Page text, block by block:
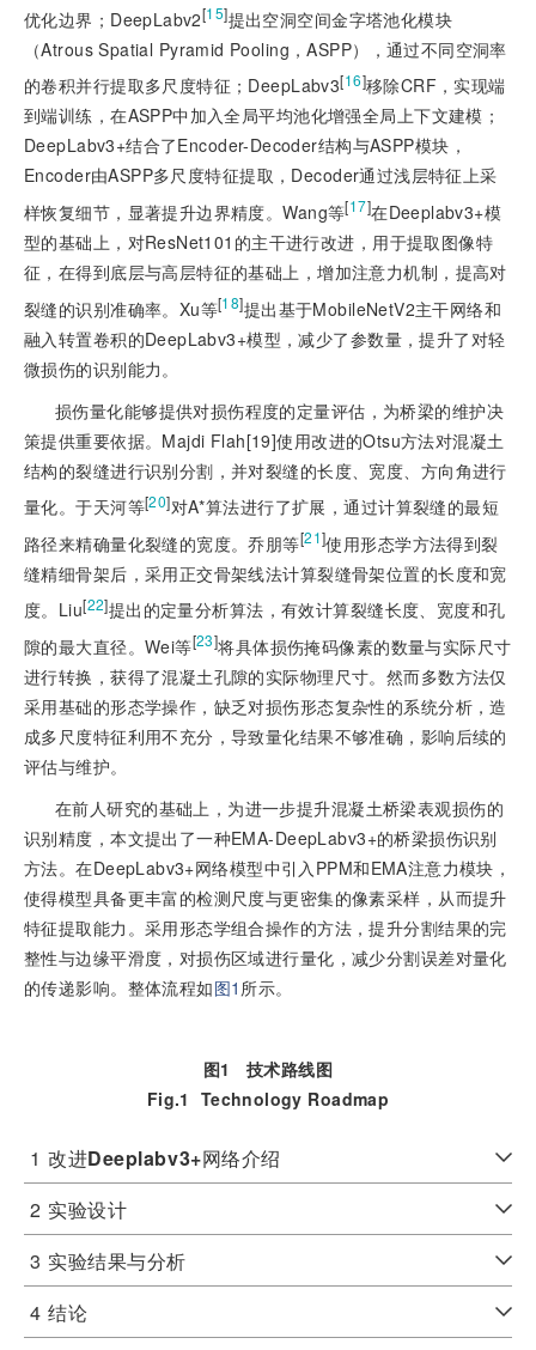
优化边界；DeepLabv2[15]提出空洞空间金字塔池化模块
（Atrous Spatial Pyramid Pooling，ASPP），通过不同空洞率
的卷积并行提取多尺度特征；DeepLabv3[16]移除CRF，实现端
到端训练，在ASPP中加入全局平均池化增强全局上下文建模；
DeepLabv3+结合了Encoder-Decoder结构与ASPP模块，
Encoder由ASPP多尺度特征提取，Decoder通过浅层特征上采
样恢复细节，显著提升边界精度。Wang等[17]在Deeplabv3+模
型的基础上，对ResNet101的主干进行改进，用于提取图像特
征，在得到底层与高层特征的基础上，增加注意力机制，提高对
裂缝的识别准确率。Xu等[18]提出基于MobileNetV2主干网络和
融入转置卷积的DeepLabv3+模型，减少了参数量，提升了对轻
微损伤的识别能力。
损伤量化能够提供对损伤程度的定量评估，为桥梁的维护决
策提供重要依据。Majdi Flah[19]使用改进的Otsu方法对混凝土
结构的裂缝进行识别分割，并对裂缝的长度、宽度、方向角进行
量化。于天河等[20]对A*算法进行了扩展，通过计算裂缝的最短
路径来精确量化裂缝的宽度。乔朋等[21]使用形态学方法得到裂
缝精细骨架后，采用正交骨架线法计算裂缝骨架位置的长度和宽
度。Liu[22]提出的定量分析算法，有效计算裂缝长度、宽度和孔
隙的最大直径。Wei等[23]将具体损伤掩码像素的数量与实际尺寸
进行转换，获得了混凝土孔隙的实际物理尺寸。然而多数方法仅
采用基础的形态学操作，缺乏对损伤形态复杂性的系统分析，造
成多尺度特征利用不充分，导致量化结果不够准确，影响后续的
评估与维护。
在前人研究的基础上，为进一步提升混凝土桥梁表观损伤的
识别精度，本文提出了一种EMA-DeepLabv3+的桥梁损伤识别
方法。在DeepLabv3+网络模型中引入PPM和EMA注意力模块，
使得模型具备更丰富的检测尺度与更密集的像素采样，从而提升
特征提取能力。采用形态学组合操作的方法，提升分割结果的完
整性与边缘平滑度，对损伤区域进行量化，减少分割误差对量化
的传递影响。整体流程如图1 所示。
图1
技术路线图
Fig.1 Technology Roadmap
1 改进Deeplabv3+网络介绍
2 实验设计
3 实验结果与分析
4 结论